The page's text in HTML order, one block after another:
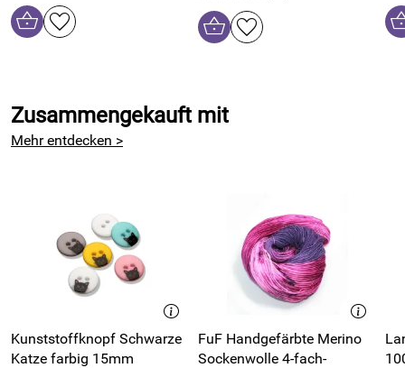
Zusammengekauft mit
Mehr entdecken >
Kunststoffknopf Schwarze
Katze farbig 15mm
FuF Handgefärbte Merino
Sockenwolle 4-fach-